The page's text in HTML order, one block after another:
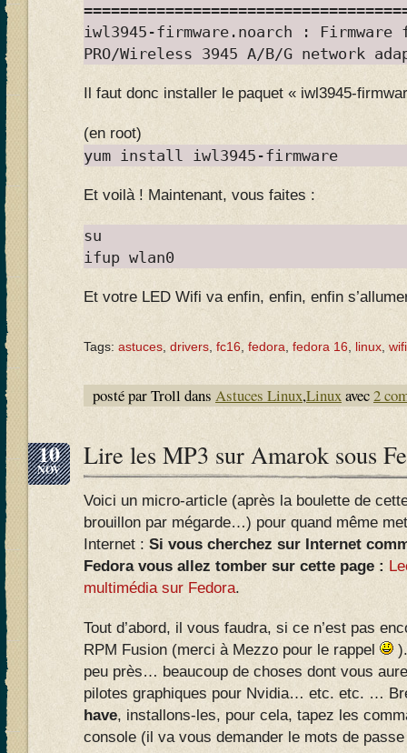
iwl3945-firmware.noarch :
PRO/Wireless 3945 A/B/G network
Il faut donc installer le paquet « iwl3945-
(en root)
yum install iwl3945-firmware
Et voilà ! Maintenant, vous faites :
su
ifup wlan0
Et votre LED Wifi va enfin, enfin, enfin
Tags: astuces drivers fc16 fedora fedora 16 linux wifi
posté par Troll dans Astuces Linux,Linuxavec2
10
NOV Lire les MP3 sur Amarok sous
Voici un micro-article (après la boulette de
brouillon par mégarde…) pour quand même
Internet : Si vous cherchez sur Internet
Fedora vous allez tomber sur cette page :
multimédia sur Fedora.
Tout d’abord, il vous faudra, si ce n’est pas
RPM Fusion (merci à Mezzo pour le rappel
peu près… beaucoup de choses dont vous
pilotes graphiques pour Nvidia… etc. etc. …
have, installons-les, pour cela, tapez les
console (il va vous demander le mots de